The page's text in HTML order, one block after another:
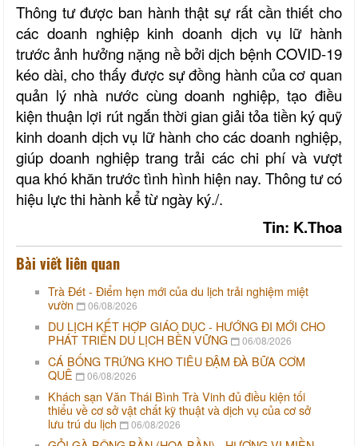
Thông tư được ban hành thật sự rất cần thiết cho
các doanh nghiệp kinh doanh dịch vụ lữ hành
trước ảnh hưởng nặng nề bởi dịch bệnh COVID-19
kéo dài, cho thấy được sự đồng hành của cơ quan
quản lý nhà nước cùng doanh nghiệp, tạo điều
kiện thuận lợi rút ngắn thời gian giải tỏa tiền ký quỹ
kinh doanh dịch vụ lữ hành cho các doanh nghiệp,
giúp doanh nghiệp trang trải các chi phí và vượt
qua khó khăn trước tình hình hiện nay. Thông tư có
hiệu lực thi hành kể từ ngày ký./.
Tin: K.Thoa
Bài viết liên quan
Trà Đét - Điểm hẹn mới của du lịch trải nghiệm miệt
vườn
06/08/2026
DU LỊCH KẾT HỢP GIÁO DỤC - HƯỚNG ĐI MỚI CHO
PHÁT TRIỂN DU LỊCH BỀN VỮNG
06/08/2026
CÁ BỐNG TRỨNG KHO TIÊU ĐẬM ĐÀ BỮA CƠM
QUÊ
06/08/2026
Khách sạn Văn Thái Bình Trà Vinh đủ điều kiện tối
thiểu về cơ sở vật chất kỹ thuật và dịch vụ của cơ sở
lưu trú du lịch
06/08/2026